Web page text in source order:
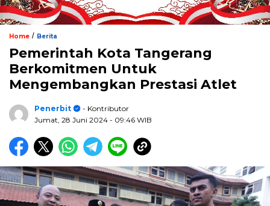
Home / Berita
Pemerintah Kota Tangerang
Berkomitmen Untuk
Mengembangkan Prestasi Atlet
Penerbit
- Kontributor
Jumat, 28 Juni 2024 - 09:46 WIB